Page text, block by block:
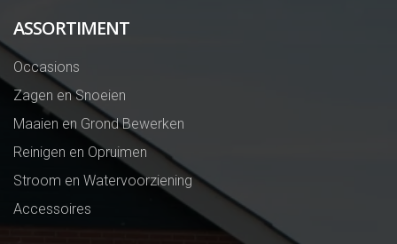
ASSORTIMENT
Occasions
Zagen en Snoeien
Maaien en Grond Bewerken
Reinigen en Opruimen
Stroom en Watervoorziening
Accessoires